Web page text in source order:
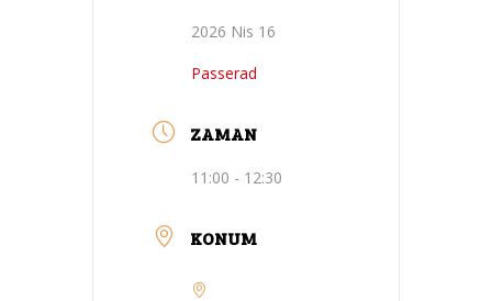
2026 Nis 16
Passerad
ZAMAN
11:00 - 12:30
KONUM